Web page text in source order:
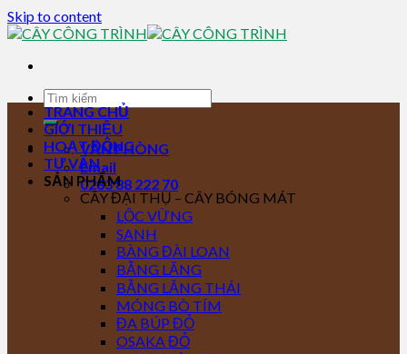
Skip to content
VĂN PHÒNG
Email
0283 88 222 70
TRANG CHỦ
GIỚI THIỆU
HOẠT ĐỘNG
TƯ VẤN
SẢN PHẨM
CÂY ĐẠI THỤ – CÂY BÓNG MÁT
LỘC VỪNG
SANH
BÀNG ĐÀI LOAN
BẰNG LĂNG
BẰNG LĂNG THÁI
MÓNG BÒ TÍM
ĐA BÚP ĐỎ
OSAKA ĐỎ